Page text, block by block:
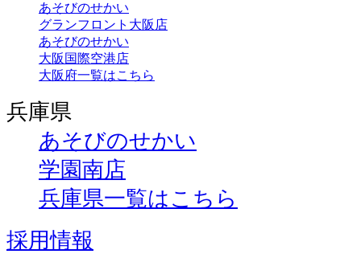
あそびのせかい
グランフロント大阪店
あそびのせかい
大阪国際空港店
大阪府一覧はこちら
兵庫県
あそびのせかい
学園南店
兵庫県一覧はこちら
採用情報